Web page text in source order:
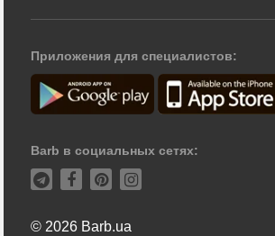
Приложения для специалистов:
Barb в социальных сетях:
© 2026 Barb.ua